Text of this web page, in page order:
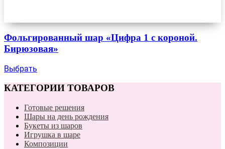
Фольгированный шар «Цифра 1 с короной.
Бирюзовая»
Выбрать
КАТЕГОРИИ ТОВАРОВ
Готовые решения
Шары на день рождения
Букеты из шаров
Игрушка в шаре
Композиции